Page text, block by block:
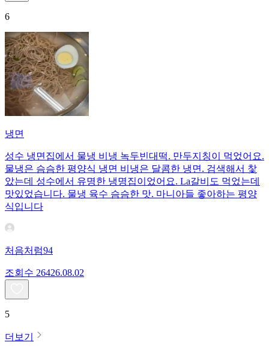
6
냉면
성수 냉면집에서 물냉 비냉 녹두빈대떡. 만두지칭이 먹었어요.
물냉은 슴슴한 평양식 냉면 비냉은 달콤한 냉면. 검색해서 찿
았는데 성수에서 유명한 냉명집이었어요. La갈비도 먹었는데
맛있었습니다. 물냉 육수 슴슴한 맛. 마니아들 좋아하는 평양
식입니다
처음처럼94
조회수 26426.08.02
5
더보기